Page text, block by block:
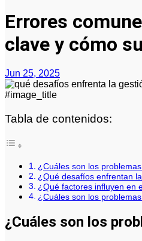
Errores
clave y cómo
Jun 25, 2025
#image_title
Tabla de contenidos:
¿Cuáles son los
¿Qué desafíos enfrentan
¿Qué factores influyen en
¿Cuáles son los
¿Cuáles son los